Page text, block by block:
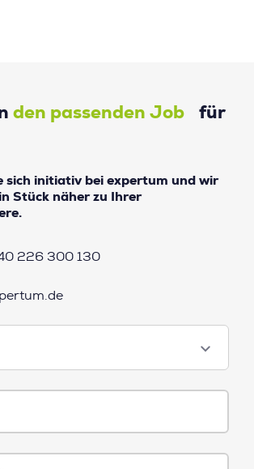
den passenden Job für
sich initiativ bei expertum und wir
Stück näher zu Ihrer
226 300 130